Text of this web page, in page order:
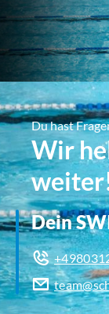
Du hast
Wir
Dein